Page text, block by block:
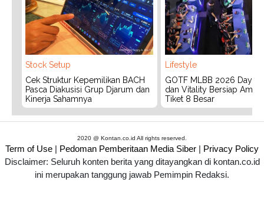
Stock Setup
Cek Struktur Kepemilikan BACH
Pasca Diakusisi Grup Djarum dan
Kinerja Sahamnya
Lifestyle
GOTF MLBB 2026 Day 2:
dan Vitality Bersiap
Tiket 8 Besar
2020 @ Kontan.co.id All rights reserved.
Term of Use | Pedoman Pemberitaan Media Siber | Privacy Policy
Disclaimer: Seluruh konten berita yang ditayangkan di kontan.co.id
ini merupakan tanggung jawab Pemimpin Redaksi.